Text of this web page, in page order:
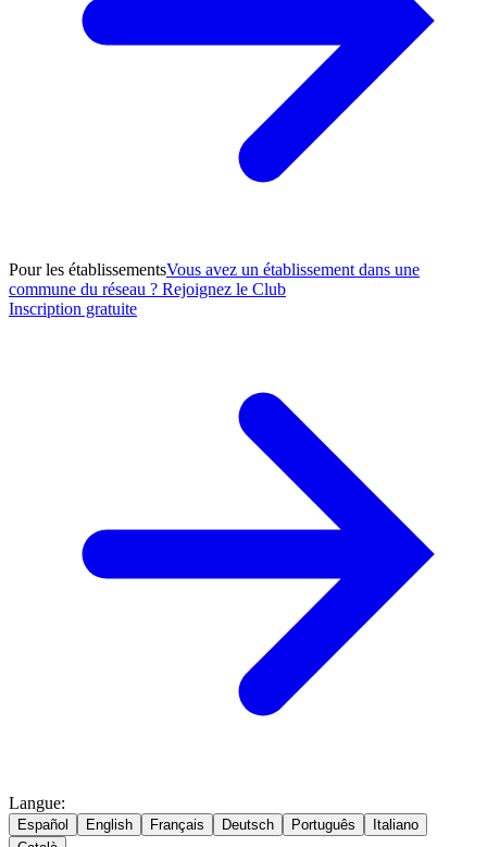
Pour les établissementsVous avez un établissement dans une
commune du réseau ? Rejoignez le Club
Inscription gratuite
Langue:
Español English Français Deutsch Português
Italiano